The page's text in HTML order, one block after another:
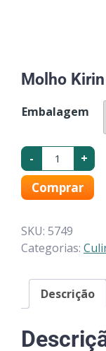
Molho
Embalagem
- +
Comprar
SKU: 5749
Categorias:
Descrição